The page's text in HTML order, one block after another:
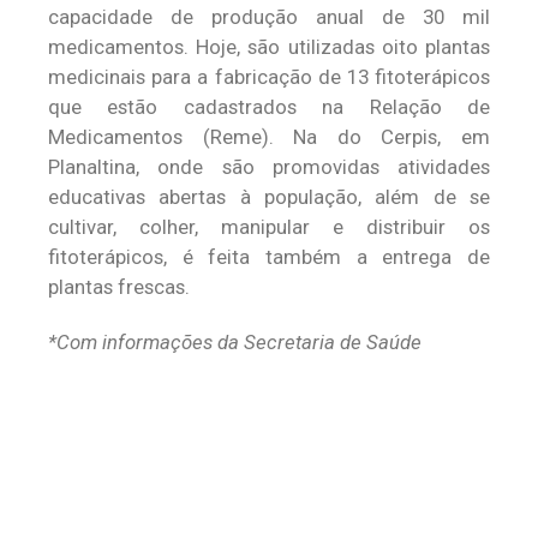
capacidade de produção anual de 30 mil
medicamentos. Hoje, são utilizadas oito plantas
medicinais para a fabricação de 13 fitoterápicos
que estão cadastrados na Relação de
Medicamentos (Reme). Na do Cerpis, em
Planaltina, onde são promovidas atividades
educativas abertas à população, além de se
cultivar, colher, manipular e distribuir os
fitoterápicos, é feita também a entrega de
plantas frescas.
*Com informações da Secretaria de Saúde